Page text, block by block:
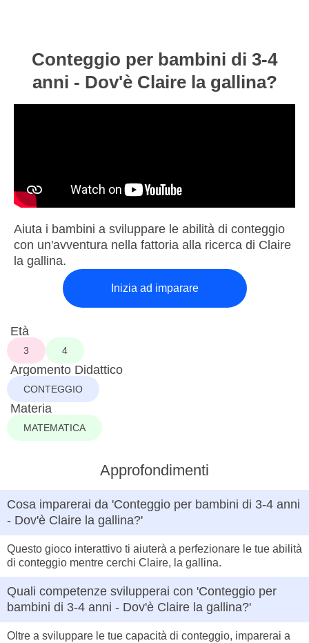
Conteggio per bambini di 3-4
anni - Dov'è Claire la gallina?
Aiuta i bambini a sviluppare le abilità di conteggio
con un'avventura nella fattoria alla ricerca di Claire
la gallina.
Inizia ad imparare
Età
3 4
Argomento Didattico
CONTEGGIO
Materia
MATEMATICA
Approfondimenti
Cosa imparerai da 'Conteggio per bambini di 3-4 anni
- Dov'è Claire la gallina?'
Questo gioco interattivo ti aiuterà a perfezionare le tue abilità
di conteggio mentre cerchi Claire, la gallina.
Quali competenze svilupperai con 'Conteggio per
bambini di 3-4 anni - Dov'è Claire la gallina?'
Oltre a sviluppare le tue capacità di conteggio, imparerai a